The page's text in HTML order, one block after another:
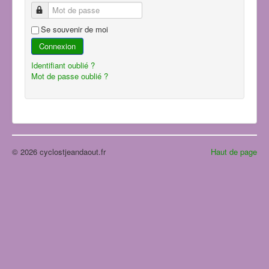
Mot de passe
Se souvenir de moi
Connexion
Identifiant oublié ?
Mot de passe oublié ?
Haut de page
© 2026 cyclostjeandaout.fr